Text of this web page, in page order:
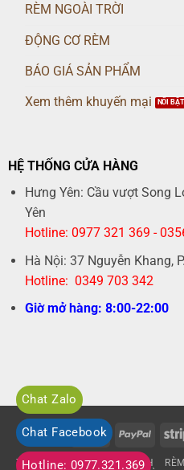
RÈM NGOÀI TRỜI
ĐỘNG CƠ RÈM
BÁO GIÁ SẢN PHẨM
Xem thêm khuyến mại
HỆ THỐNG CỬA HÀNG
Hưng Yên: Cầu vượt Song
Yên
Hotline: 0977 321 369 -
Hà Nội: 37 Nguyễn Khang,
Hotline: 0349 703 342
Giờ mở hàng: 8:00-22:00
Visa
TRANG CHỦ RÈM GIA ĐÌNH
Chat Zalo
Chat Facebook
Hotline: 0977.321.369